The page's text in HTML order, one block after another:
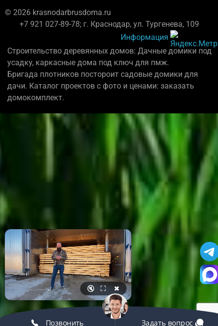
© 2026 krasnodarbrusdoma.ru
+7 921 027-89-78; г. Краснодар, ул. Тургенева, 109
Информация
Строительство деревянных домов: Дачные домики под
усадку, каркасные дома под ключ для пмж.
Бригада плотников постороит садовые домики для
дачи. Каталог проектов с фото и ценами: заказать
домокомплект.
🔇 ⛶ ✖
Позвонить Задать вопрос